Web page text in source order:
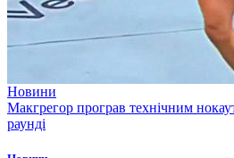
Новини
Макгрегор програв технічним
раунді